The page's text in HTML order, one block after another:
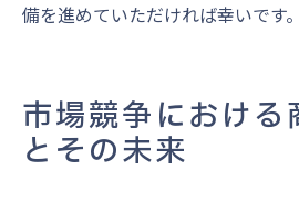
備を進めていただければ幸いです。
市場競争における
とその未来